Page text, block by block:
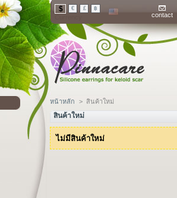
$ € £ ฿
contact
หน้าหลัก > สินค้าใหม่
สินค้าใหม่
ไม่มีสินค้าใหม่